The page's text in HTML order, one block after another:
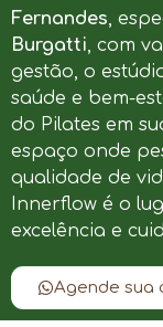
Fernandes,
Burgatti, com
gestão, o
saúde e bem-
do Pilates em
espaço onde
qualidade de
Innerflow é o
excelência e
Agende sua